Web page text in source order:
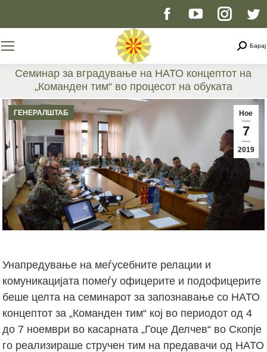
Facebook
opens
in
window
YouTube
opens
in
window
page
opens
in
new
window
Барај
Семинар за вградување на НАТО концептот на
„Команден тим“ во процесот на обуката
You are here:
Ное
7
2019
ГЕНЕРАЛШТАБ
Унапредување на меѓусебните релации и
комуникацијата помеѓу офицерите и подофицерите
беше целта на семинарот за запознавање со НАТО
концептот за „Команден тим“ кој во периодот од 4
до 7 ноември во касарната „Гоце Делчев“ во Скопје
го реализираше стручен тим на предавачи од НАТО